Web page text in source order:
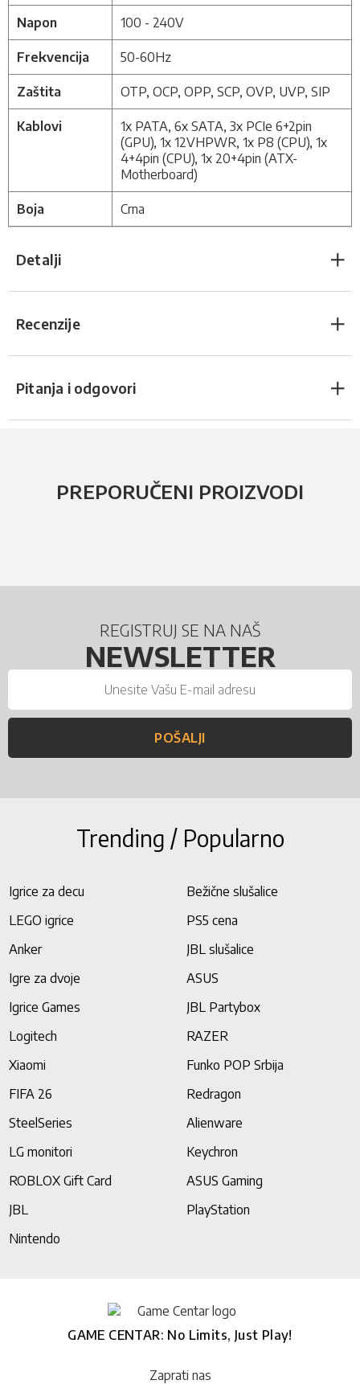
Napon 100 - 240V
Frekvencija 50-60Hz
Zaštita OTP, OCP, OPP, SCP, OVP, UVP, SIP
Kablovi
1x PATA, 6x SATA, 3x PCIe 6+2pin
(GPU), 1x 12VHPWR, 1x P8 (CPU), 1x
4+4pin (CPU), 1x 20+4pin (ATX-
Motherboard)
Boja Crna
Detalji
Recenzije
Pitanja i odgovori
PREPORUČENI PROIZVODI
REGISTRUJ SE NA NAŠ
NEWSLETTER
POŠALJI
Trending / Popularno
Igrice za decu
Bežične slušalice
LEGO igrice
PS5 cena
Anker
JBL slušalice
Igre za dvoje
ASUS
Igrice Games
JBL Partybox
Logitech
RAZER
Xiaomi
Funko POP Srbija
FIFA 26
Redragon
SteelSeries
Alienware
LG monitori
Keychron
ROBLOX Gift Card
ASUS Gaming
JBL
PlayStation
Nintendo
GAME CENTAR: No Limits, Just Play!
Zaprati nas